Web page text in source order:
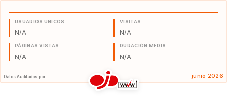
USUARIOS ÚNICOS
N/A
VISITAS
N/A
PÁGINAS VISTAS
N/A
DURACIÓN MEDIA
N/A
Datos Auditados por junio 2026